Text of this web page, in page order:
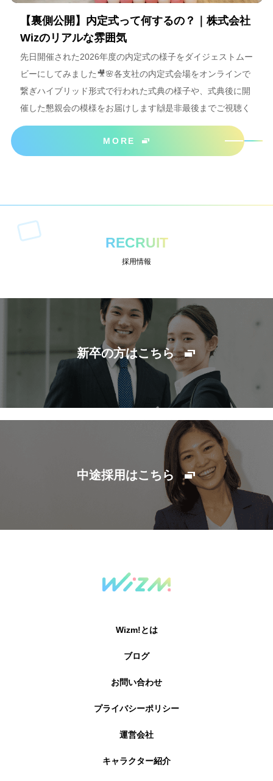
【裏側公開】内定式って何するの？｜株式会社
Wizのリアルな雰囲気
先日開催された2026年度の内定式の様子をダイジェストムー
ビーにしてみました🎥🌸各支社の内定式会場をオンラインで
繋ぎハイブリッド形式で行われた式典の様子や、式典後に開
催した懇親会の模様をお届けします🙌是非最後までご視聴く
ださいね＾＾
MORE
RECRUIT
採用情報
新卒の方はこちら
中途採用はこちら
Wizm!とは
ブログ
お問い合わせ
プライバシーポリシー
運営会社
キャラクター紹介